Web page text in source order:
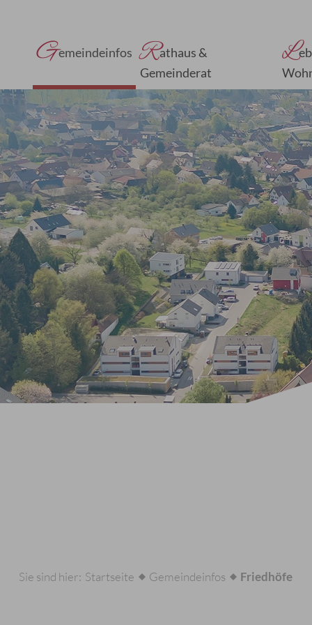
Gemeindeinfos Rathaus &
Gemeinderat
L
Sie sind hier: Startseite Gemeindeinfos Friedhöfe